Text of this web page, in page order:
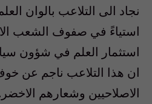
نجاد الى التلاعب بالوان
استياءً في صفوف الشعب
استثمار العلم في شؤون
ان هذا التلاعب ناجم عن
الاصلاحيين وشعارهم